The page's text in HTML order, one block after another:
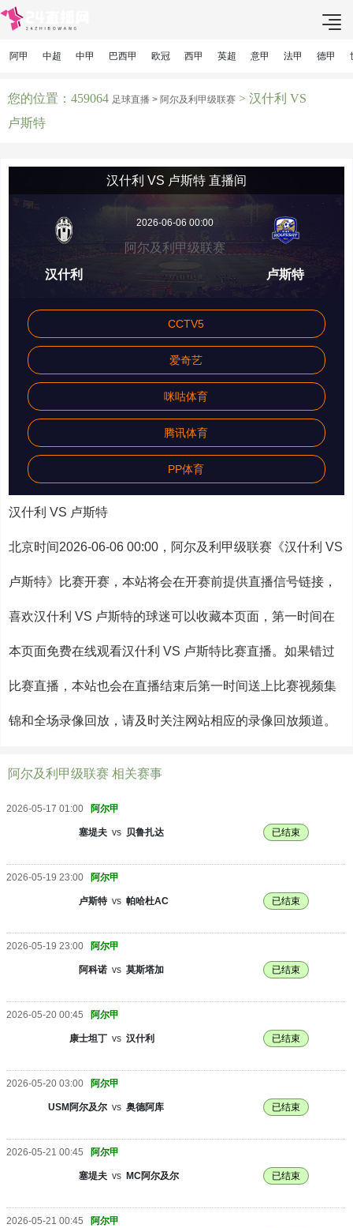
阿甲 中超 中甲 巴西甲 欧冠 西甲 英超 意甲 法甲 德甲
您的位置：459064 足球直播 > 阿尔及利甲级联赛 > 汉什利 VS
卢斯特
汉什利 VS 卢斯特 直播间
汉什利
2026-06-06 00:00
阿尔及利甲级联赛
卢斯特
CCTV5
爱奇艺
咪咕体育
腾讯体育
PP体育
汉什利 VS 卢斯特
北京时间2026-06-06 00:00，阿尔及利甲级联赛《汉什利 VS
卢斯特》比赛开赛，本站将会在开赛前提供直播信号链接，
喜欢汉什利 VS 卢斯特的球迷可以收藏本页面，第一时间在
本页面免费在线观看汉什利 VS 卢斯特比赛直播。如果错过
比赛直播，本站也会在直播结束后第一时间送上比赛视频集
锦和全场录像回放，请及时关注网站相应的录像回放频道。
阿尔及利甲级联赛 相关赛事
2026-05-17 01:00 阿尔甲
塞堤夫 vs 贝鲁扎达 已结束
2026-05-19 23:00 阿尔甲
卢斯特 vs 帕哈杜AC 已结束
2026-05-19 23:00 阿尔甲
阿科诺 vs 莫斯塔加 已结束
2026-05-20 00:45 阿尔甲
康士坦丁 vs 汉什利 已结束
2026-05-20 03:00 阿尔甲
USM阿尔及尔 vs 奥德阿库 已结束
2026-05-21 00:45 阿尔甲
塞堤夫 vs MC阿尔及尔 已结束
2026-05-21 00:45 阿尔甲